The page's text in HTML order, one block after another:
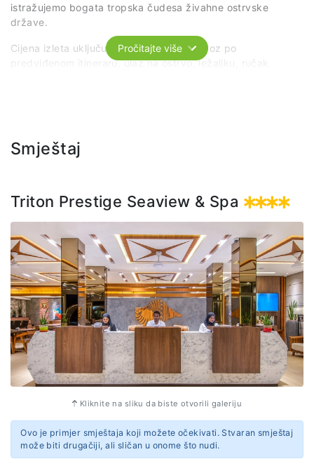
istražujemo bogata tropska čudesa živahne ostrvske
države.
Cijena izleta uključuje: organizovani prevoz po
predviđenom itineraru, ulaz na ostrvo, ležaljku, ručak
Pročitajte više
Smještaj
Triton Prestige Seaview & Spa
Kliknite na sliku da biste otvorili galeriju
Ovo je primjer smještaja koji možete očekivati. Stvaran smještaj
može biti drugačiji, ali sličan u onome što nudi.